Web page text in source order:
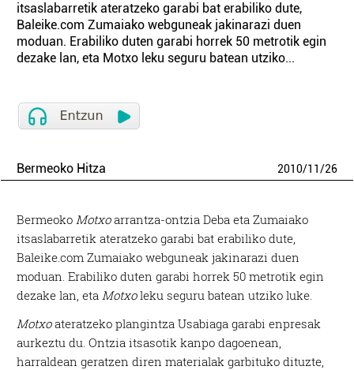
itsaslabarretik ateratzeko garabi bat erabiliko dute,
Baleike.com Zumaiako webguneak jakinarazi duen
moduan. Erabiliko duten garabi horrek 50 metrotik egin
dezake lan, eta Motxo leku seguru batean utziko...
Bermeoko Hitza 2010/11/26
BermeokoMotxoarrantza-ontzia Deba eta Zumaiako
itsaslabarretik ateratzeko garabi bat erabiliko dute,
Baleike.com Zumaiako webguneak jakinarazi duen
moduan. Erabiliko duten garabi horrek 50 metrotik egin
dezake lan, etaMotxoleku seguru batean utziko luke.
Motxoateratzeko plangintza Usabiaga garabi enpresak
aurkeztu du. Ontzia itsasotik kanpo dagoenean,
harraldean geratzen diren materialak garbituko dituzte,